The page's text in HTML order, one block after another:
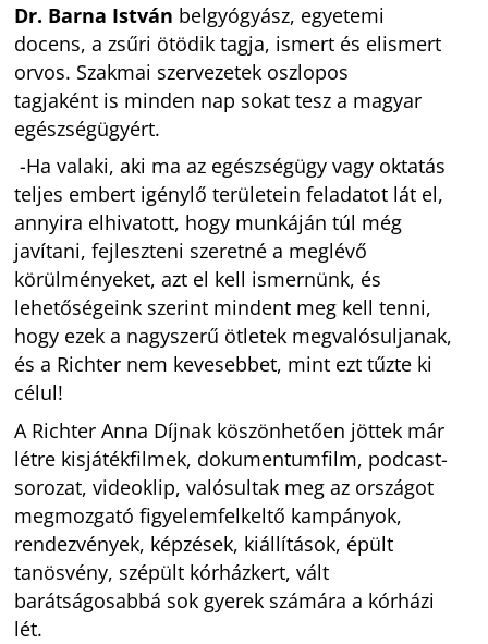
Dr. Barna István belgyógyász, egyetemi
docens, a zsűri ötödik tagja, ismert és elismert
orvos. Szakmai szervezetek oszlopos
tagjaként is minden nap sokat tesz a magyar
egészségügyért.
-Ha valaki, aki ma az egészségügy vagy oktatás
teljes embert igénylő területein feladatot lát el,
annyira elhivatott, hogy munkáján túl még
javítani, fejleszteni szeretné a meglévő
körülményeket, azt el kell ismernünk, és
lehetőségeink szerint mindent meg kell tenni,
hogy ezek a nagyszerű ötletek megvalósuljanak,
és a Richter nem kevesebbet, mint ezt tűzte ki
célul!
A Richter Anna Díjnak köszönhetően jöttek már
létre kisjátékfilmek, dokumentumfilm, podcast-
sorozat, videoklip, valósultak meg az országot
megmozgató figyelemfelkeltő kampányok,
rendezvények, képzések, kiállítások, épült
tanösvény, szépült kórházkert, vált
barátságosabbá sok gyerek számára a kórházi
lét.